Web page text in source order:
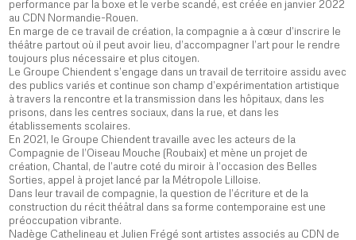
performance par la boxe et le verbe scandé, est créée en janvier 2022
au CDN Normandie-Rouen.
En marge de ce travail de création, la compagnie a à cœur d’inscrire le
théâtre partout où il peut avoir lieu, d’accompagner l’art pour le rendre
toujours plus nécessaire et plus citoyen.
Le Groupe Chiendent s’engage dans un travail de territoire assidu avec
des publics variés et continue son champ d’expérimentation artistique
à travers la rencontre et la transmission dans les hôpitaux, dans les
prisons, dans les centres sociaux, dans la rue, et dans les
établissements scolaires.
En 2021, le Groupe Chiendent travaille avec les acteurs de la
Compagnie de l’Oiseau Mouche (Roubaix) et mène un projet de
création, Chantal, de l’autre coté du miroir à l’occasion des Belles
Sorties, appel à projet lancé par la Métropole Lilloise.
Dans leur travail de compagnie, la question de l’écriture et de la
construction du récit théâtral dans sa forme contemporaine est une
préoccupation vibrante.
Nadège Cathelineau et Julien Frégé sont artistes associés au CDN de